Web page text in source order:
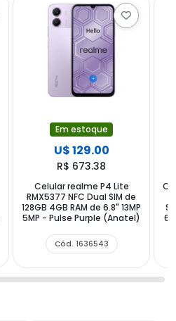
Em estoque
U$ 129.00
R$ 673.38
Celular realme P4 Lite
RMX5377 NFC Dual SIM de
128GB 4GB RAM de 6.8" 13MP
5MP - Pulse Purple (Anatel)
Cód. 1636543